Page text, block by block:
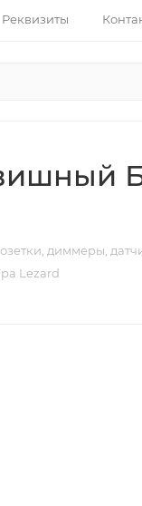
Реквизиты
диммеры,
Lezard